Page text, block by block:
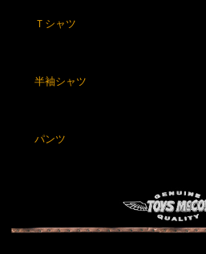
Ｔシャツ
半袖シャツ
パンツ